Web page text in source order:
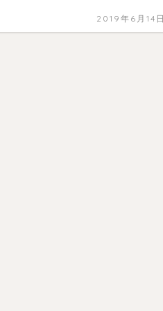
2019年6月14